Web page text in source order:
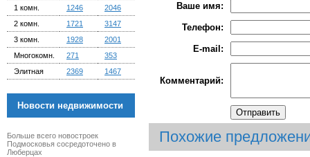
1 комн.
1246
2046
2 комн.
1721
3147
3 комн.
1928
2001
Многокомн.
271
353
Элитная
2369 1467
Новости недвижимости
Больше всего новостроек
Подмосковья сосредоточено в
Люберцах
Ваше имя:
Телефон:
E-mail:
Комментарий:
Похожие